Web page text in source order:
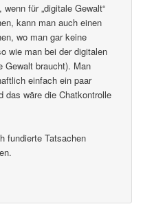
für „digitale Gewalt“
kann man auch einen
wo man gar keine
wie man bei der digitalen
Gewalt braucht). Man
einfach ein paar
das wäre die Chatkontrolle
fundierte Tatsachen